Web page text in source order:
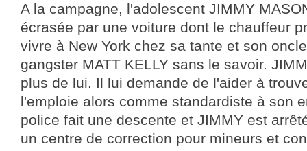
A la campagne, l'adolescent JIMMY
écrasée par une voiture dont le chauffeur
vivre à New York chez sa tante et son
gangster MATT KELLY sans le savoir.
plus de lui. Il lui demande de l'aider à
l'emploie alors comme standardiste à son
police fait une descente et JIMMY est
un centre de correction pour mineurs et